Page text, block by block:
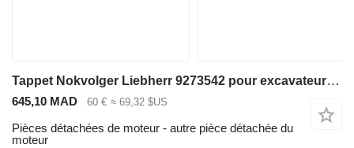
Tappet Nokvolger Liebherr 9273542 pour excavateur Liebherr A312 / A902 / A904 / A912 / A914 / A922 / A924 / A932 / A944 / A954 / R902 / L534-434 / L538-432 / L541-289 / L544-442 / L544-443 / L544-444 / L554-452 / L564 / L574 / L580 / A942 / A974 / P904 / P912 / P932 / P934 / P942 / P944 / P954 / P964 / P974 / R321 / R902 / R904 / R912 / R914 / R922 / R924 / R932 / R934 / R942 / R944 / R954 / R964 / R974 - A 312 / A 902 / A 904 / A 912 / A 914 / A 922 / A 924 / A 932 / A 944 / A 954 / R 902 / L 534 - 434 / L 538 - 432 / L 541 - 289 / L 544 - 442 / L 544 - 443 / L 544 - 444 / L 554 - 452 / L 564 / L 574 / L580 / A 942 / A 974 / P 904 / P 912 / P 932 / P 934 / P 942 / P 944 / P 954 / P 964 / P 974 / R 321 / R 902 / R 904 / R 912 / R 914 / R 922 / R 924 / R 932 / R 934 / R 942 / R 944 / R 954 / R 964 / R 974
645,10 MAD 60 € ≈ 69,32 $US
Pièces détachées de moteur - autre pièce détachée du
moteur